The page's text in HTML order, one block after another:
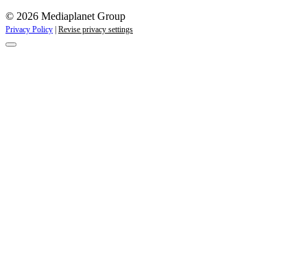
© 2026 Mediaplanet Group
Privacy Policy Revise privacy settings